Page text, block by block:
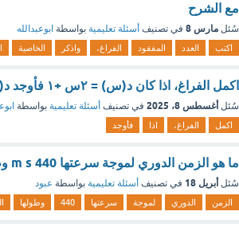
مع الشرح
سُئل مارس 8 في تصنيف أسئلة تعليمية بواسطة ابوعبدالله
اكتب العدد المفقود الفراغ، واذكر الخاصية
اكمل الفراغ، اذا كان د(س) = ٢س +١ فأوجد د(٥)= [تم الحل]
سُئل أغسطس 8، 2025 في تصنيف أسئلة تعليمية بواسطة
اكمل الفراغ، اذا فأوجد
ما هو الزمن الدوري لموجة سرعتها 440 m s وطولها الموجي 0.2 m.؟ - مع الشرح
سُئل أبريل 18 في تصنيف أسئلة تعليمية بواسطة عبود
الزمن الدوري لموجة سرعتها 440 وطولها